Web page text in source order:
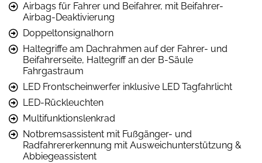
Airbags für Fahrer und Beifahrer, mit Beifahrer-
Airbag-Deaktivierung
Doppeltonsignalhorn
Haltegriffe am Dachrahmen auf der Fahrer- und
Beifahrerseite, Haltegriff an der B-Säule
Fahrgastraum
LED Frontscheinwerfer inklusive LED Tagfahrlicht
LED-Rückleuchten
Multifunktionslenkrad
Notbremsassistent mit Fußgänger- und
Radfahrererkennung mit Ausweichunterstützung &
Abbiegeassistent